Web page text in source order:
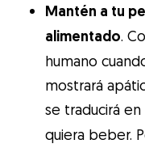
Mantén a tu
alimentado.
humano
mostrará
se traducirá
quiera beber.